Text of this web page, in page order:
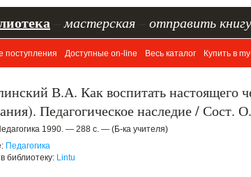
мастерская отправить книгу
поступления Доступные on-line Весь каталог Купить в
В.А. Как воспитать настоящего
Педагогическое наследие / Сост.
1990. — 288 с. — (Б-ка учителя)
Педагогика
библиотеку: Lintu